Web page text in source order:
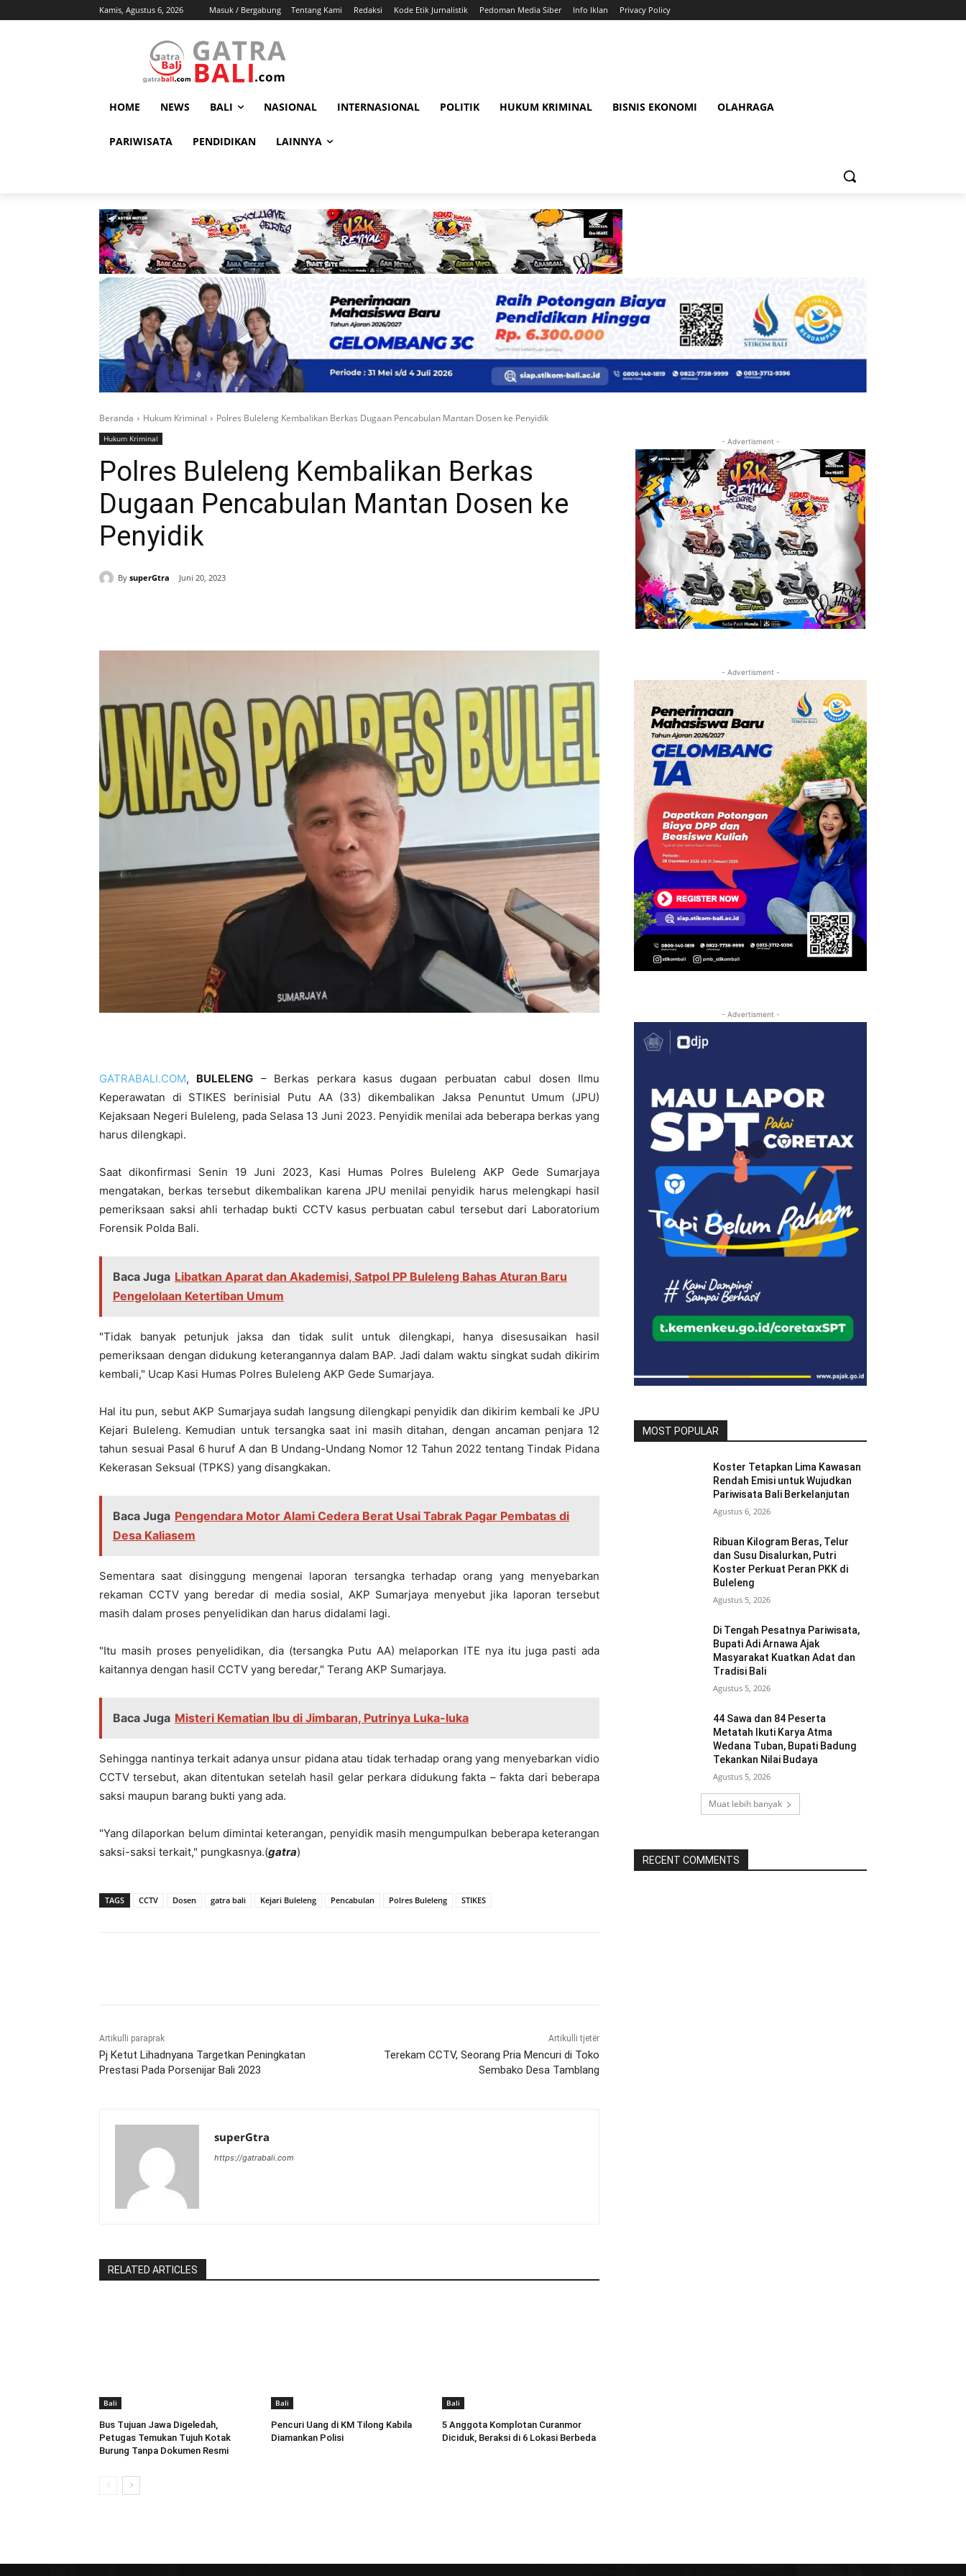
Kamis, Agustus 6, 2026 Masuk / Bergabung Tentang Kami Redaksi Kode Etik Jurnalistik Pedoman Media Siber Info Iklan Privacy Policy
HOME NEWS BALI NASIONAL INTERNASIONAL POLITIK HUKUM KRIMINAL BISNIS EKONOMI OLAHRAGA
PARIWISATA PENDIDIKAN LAINNYA
Beranda Hukum Kriminal Polres Buleleng Kembalikan Berkas Dugaan Pencabulan Mantan Dosen ke Penyidik
Hukum Kriminal
Polres Buleleng Kembalikan Berkas
Dugaan Pencabulan Mantan Dosen ke
Penyidik
By superGtra Juni 20, 2023
GATRABALI.COM, BULELENG – Berkas perkara kasus dugaan perbuatan cabul dosen Ilmu
Keperawatan di STIKES berinisial Putu AA (33) dikembalikan Jaksa Penuntut Umum (JPU)
Kejaksaan Negeri Buleleng, pada Selasa 13 Juni 2023. Penyidik menilai ada beberapa berkas yang
harus dilengkapi.
Saat dikonfirmasi Senin 19 Juni 2023, Kasi Humas Polres Buleleng AKP Gede Sumarjaya
mengatakan, berkas tersebut dikembalikan karena JPU menilai penyidik harus melengkapi hasil
pemeriksaan saksi ahli terhadap bukti CCTV kasus perbuatan cabul tersebut dari Laboratorium
Forensik Polda Bali.
Baca Juga Libatkan Aparat dan Akademisi, Satpol PP Buleleng Bahas Aturan Baru
Pengelolaan Ketertiban Umum
"Tidak banyak petunjuk jaksa dan tidak sulit untuk dilengkapi, hanya disesusaikan hasil
pemeriksaan dengan didukung keterangannya dalam BAP. Jadi dalam waktu singkat sudah dikirim
kembali," Ucap Kasi Humas Polres Buleleng AKP Gede Sumarjaya.
Hal itu pun, sebut AKP Sumarjaya sudah langsung dilengkapi penyidik dan dikirim kembali ke JPU
Kejari Buleleng. Kemudian untuk tersangka saat ini masih ditahan, dengan ancaman penjara 12
tahun sesuai Pasal 6 huruf A dan B Undang-Undang Nomor 12 Tahun 2022 tentang Tindak Pidana
Kekerasan Seksual (TPKS) yang disangkakan.
Baca Juga Pengendara Motor Alami Cedera Berat Usai Tabrak Pagar Pembatas di
Desa Kaliasem
Sementara saat disinggung mengenai laporan tersangka terhadap orang yang menyebarkan
rekaman CCTV yang beredar di media sosial, AKP Sumarjaya menyebut jika laporan tersebut
masih dalam proses penyelidikan dan harus didalami lagi.
"Itu masih proses penyelidikan, dia (tersangka Putu AA) melaporkan ITE nya itu juga pasti ada
kaitannya dengan hasil CCTV yang beredar," Terang AKP Sumarjaya.
Baca Juga Misteri Kematian Ibu di Jimbaran, Putrinya Luka-luka
Sehingga nantinya terkait adanya unsur pidana atau tidak terhadap orang yang menyebarkan vidio
CCTV tersebut, akan ditentukan setelah hasil gelar perkara didukung fakta – fakta dari beberapa
saksi maupun barang bukti yang ada.
"Yang dilaporkan belum dimintai keterangan, penyidik masih mengumpulkan beberapa keterangan
saksi-saksi terkait," pungkasnya.(gatra)
TAGS CCTV Dosen gatra bali Kejari Buleleng Pencabulan Polres Buleleng STIKES
Artikulli paraprak
Pj Ketut Lihadnyana Targetkan Peningkatan
Prestasi Pada Porsenijar Bali 2023
Artikulli tjetër
Terekam CCTV, Seorang Pria Mencuri di Toko
Sembako Desa Tamblang
superGtra
https://gatrabali.com
RELATED ARTICLES
Bali
Bus Tujuan Jawa Digeledah,
Petugas Temukan Tujuh Kotak
Burung Tanpa Dokumen Resmi
Bali
Pencuri Uang di KM Tilong Kabila
Diamankan Polisi
Bali
5 Anggota Komplotan Curanmor
Diciduk, Beraksi di 6 Lokasi Berbeda
- Advertisment -
- Advertisment -
- Advertisment -
MOST POPULAR
Koster Tetapkan Lima Kawasan
Rendah Emisi untuk Wujudkan
Pariwisata Bali Berkelanjutan
Agustus 6, 2026
Ribuan Kilogram Beras, Telur
dan Susu Disalurkan, Putri
Koster Perkuat Peran PKK di
Buleleng
Agustus 5, 2026
Di Tengah Pesatnya Pariwisata,
Bupati Adi Arnawa Ajak
Masyarakat Kuatkan Adat dan
Tradisi Bali
Agustus 5, 2026
44 Sawa dan 84 Peserta
Metatah Ikuti Karya Atma
Wedana Tuban, Bupati Badung
Tekankan Nilai Budaya
Agustus 5, 2026
Muat lebih banyak
RECENT COMMENTS